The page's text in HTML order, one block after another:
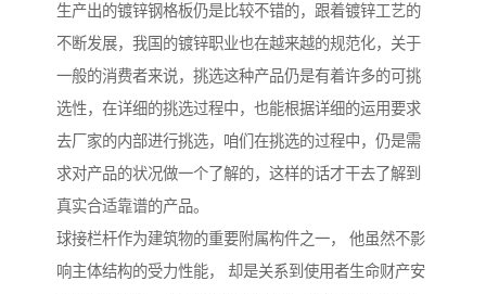
生产出的镀锌钢格板仍是比较不错的，跟着镀锌工艺的
不断发展，我国的镀锌职业也在越来越的规范化，关于
一般的消费者来说，挑选这种产品仍是有着许多的可挑
选性，在详细的挑选过程中，也能根据详细的运用要求
去厂家的内部进行挑选，咱们在挑选的过程中，仍是需
求对产品的状况做一个了解的，这样的话才干去了解到
真实合适靠谱的产品。
球接栏杆作为建筑物的重要附属构件之一， 他虽然不影
响主体结构的受力性能， 却是关系到使用者生命财产安